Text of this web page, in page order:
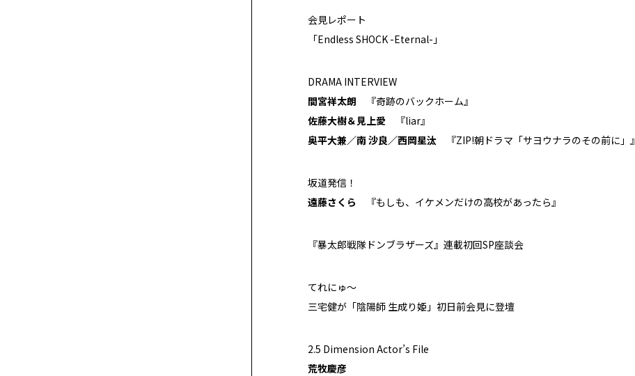
会見レポート
「Endless SHOCK -Eternal-」
DRAMA INTERVIEW
間宮祥太朗 『奇跡のバックホーム』
佐藤大樹＆見上愛 『liar』
奥平大兼／南 沙良／西岡星汰 『ZIP!朝ドラマ「サヨウナラのその前に」』
坂道発信！
遠藤さくら 『もしも、イケメンだけの高校があったら』
『暴太郎戦隊ドンブラザーズ』連載初回SP座談会
てれにゅ～
三宅健が「陰陽師 生成り姫」初日前会見に登壇
2.5 Dimension Actor’s File
荒牧慶彦